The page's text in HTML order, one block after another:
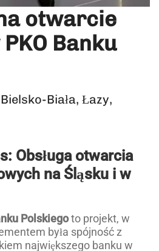
otwarcie
Banku
Biała, Łazy,
Obsługa otwarcia
na Śląsku i w
Polskiegoto projekt, w
była spójność z
największego banku w